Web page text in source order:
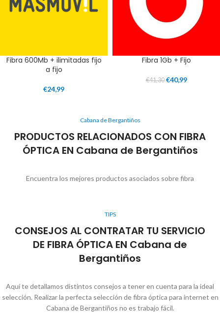
Fibra 600Mb + ilimitadas fijo
a fijo
€24,99
Fibra 1Gb + Fijo
€41,30 €40,99
Cabana de Bergantiños
PRODUCTOS RELACIONADOS CON FIBRA
ÓPTICA EN Cabana de Bergantiños
Encuentra los mejores productos asociados sobre fibra
TIPS
CONSEJOS AL CONTRATAR TU SERVICIO
DE FIBRA ÓPTICA EN Cabana de
Bergantiños
Aquí te detallamos distintos consejos a tener en cuenta para la ideal
selección. Realizar la perfecta selección de fibra óptica para internet en
Cabana de Bergantiños no es trabajo fácil.